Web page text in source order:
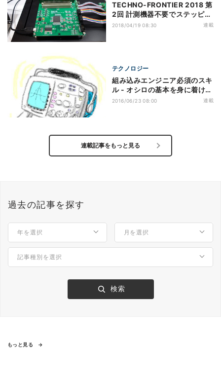
TECHNO-FRONTIER 2018 第
2回 計測機器不要でステッピン
グモータシステムの評価が可能
2018/04/19 08:30 連載
テクノロジー
組み込みエンジニア必須のスキ
ル - オシロの基本を身に着ける
2016 第7回 オシロスコープの
2016/06/23 08:00 連載
連載記事をもっと見る
過去の記事を探す
もっと見る